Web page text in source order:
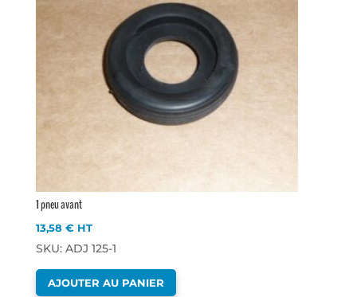
1 pneu avant
13,58€ HT
SKU: ADJ 125-1
AJOUTER AU PANIER